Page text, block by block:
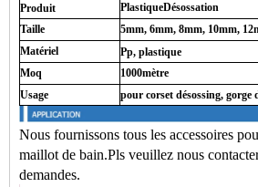
Produit PlastiqueDésossation
Taille
5mm, 6mm, 8mm, 10mm,
Matériel
Pp, plastique
Moq
1000mètre
Usage
pour corset désossing, gorge
Nous fournissons tous les accessoires
maillot de bain.Pls veuillez nous
demandes.